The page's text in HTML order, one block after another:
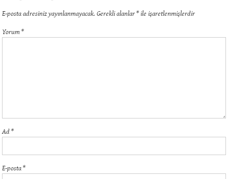
E-posta adresiniz yayınlanmayacak. Gerekli alanlar*ile işaretlenmişlerdir
Yorum*
Ad*
E-posta*